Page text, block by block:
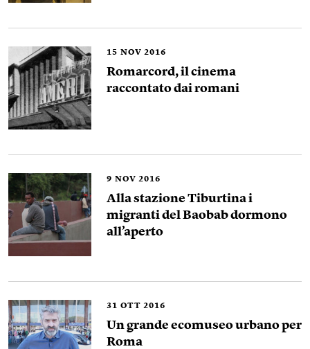
15 NOV 2016
Romarcord, il cinema
raccontato dai romani
9 NOV 2016
Alla stazione Tiburtina i
migranti del Baobab dormono
all’aperto
31 OTT 2016
Un grande ecomuseo urbano per
Roma